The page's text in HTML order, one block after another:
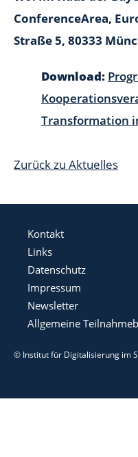
ConferenceArea,
Straße 5, 80333
Download:
Transformation
Zurück zu Aktuelles
Kontakt
Links
Datenschutz
Impressum
Newsletter
Allgemeine
© Institut für Digitalisierung im